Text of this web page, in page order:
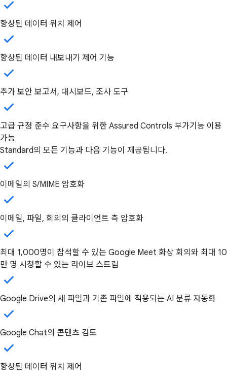
향상된 데이터 위치 제어
향상된 데이터 내보내기 제어 기능
추가 보안 보고서, 대시보드, 조사 도구
고급 규정 준수 요구사항을 위한 Assured Controls 부가기능 이용
가능
Standard의 모든 기능과 다음 기능이 제공됩니다.
이메일의 S/MIME 암호화
이메일, 파일, 회의의 클라이언트 측 암호화
최대 1,000명이 참석할 수 있는 Google Meet 화상 회의와 최대 10
만 명 시청할 수 있는 라이브 스트림
Google Drive의 새 파일과 기존 파일에 적용되는 AI 분류 자동화
Google Chat의 콘텐츠 검토
향상된 데이터 위치 제어